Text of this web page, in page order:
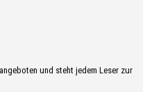
und steht jedem Leser zur